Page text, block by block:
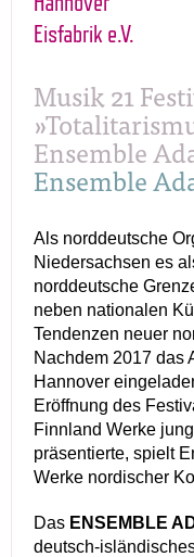
Eisfabrik e.V.
Musik 21
Ensemble
Ensemble
Als norddeutsche
Niedersachsen es
norddeutsche
neben nationalen
Tendenzen neuer
Nachdem 2017 das
Hannover
Eröffnung des
Finnland Werke
präsentierte, spielt
Werke nordischer
Das ENSEMBLE
deutsch-